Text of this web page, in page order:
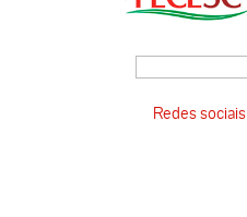
Redes sociais